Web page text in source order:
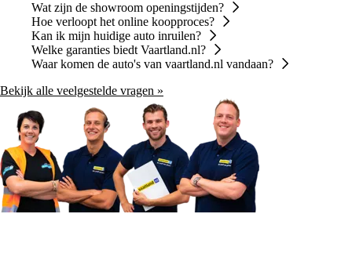
Wat zijn de showroom openingstijden?
Hoe verloopt het online koopproces?
Kan ik mijn huidige auto inruilen?
Welke garanties biedt Vaartland.nl?
Waar komen de auto's van vaartland.nl vandaan?
Bekijk alle veelgestelde vragen »